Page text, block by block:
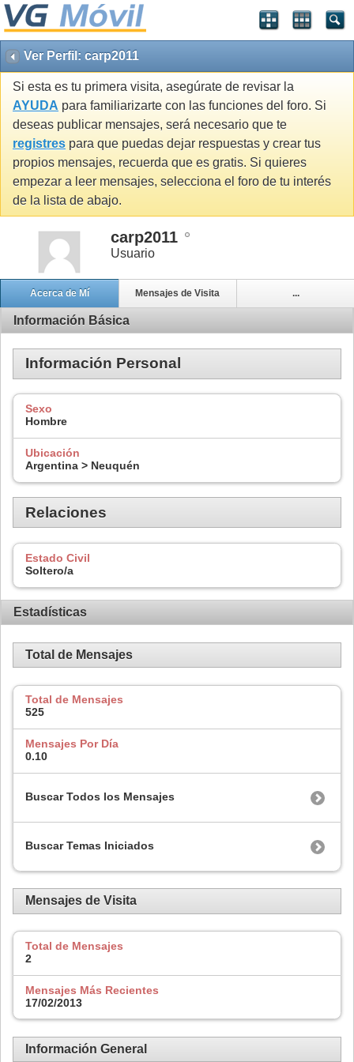
Ver Perfil: carp2011
Si esta es tu primera visita, asegúrate de revisar la
AYUDA para familiarizarte con las funciones del foro. Si
deseas publicar mensajes, será necesario que te
registres para que puedas dejar respuestas y crear tus
propios mensajes, recuerda que es gratis. Si quieres
empezar a leer mensajes, selecciona el foro de tu interés
de la lista de abajo.
carp2011
Usuario
Acerca de Mí Mensajes de Visita ...
Información Básica
Información Personal
Sexo
Hombre
Ubicación
Argentina > Neuquén
Relaciones
Estado Civil
Soltero/a
Estadísticas
Total de Mensajes
Total de Mensajes
525
Mensajes Por Día
0.10
Buscar Todos los Mensajes
Buscar Temas Iniciados
Mensajes de Visita
Total de Mensajes
2
Mensajes Más Recientes
17/02/2013
Información General